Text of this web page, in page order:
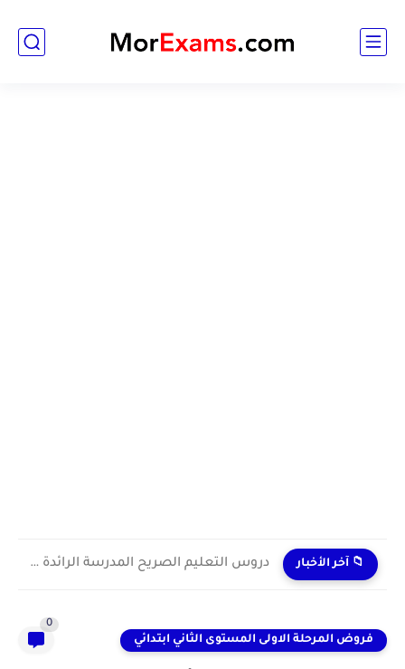
📁 آخر الأخبار دروس التعليم الصريح المدرسة الرائدة 2024/2025 enseignement explicite
فروض المرحلة الاولى المستوى الثاني ابتدائي
0